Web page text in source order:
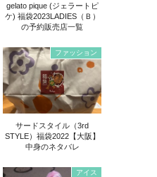
gelato pique (ジェラートピ
ケ) 福袋2023LADIES（Ｂ）
の予約販売店一覧
ファッション
サードスタイル（3rd
STYLE）福袋2022【大阪】
中身のネタバレ
アイス